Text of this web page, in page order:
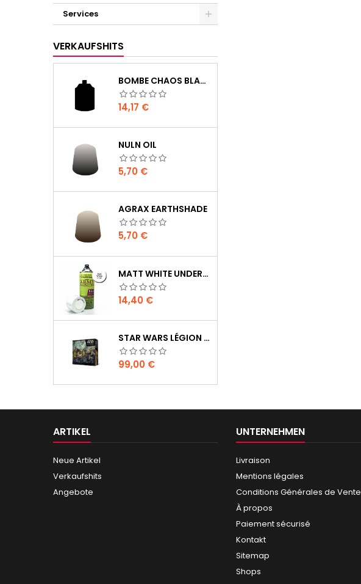
Services
VERKAUFSHITS
BOMBE CHAOS BLACK
Preis
14,17 €
NULN OIL
Preis
5,70 €
AGRAX EARTHSHADE
Preis
5,70 €
MATT WHITE UNDERCOAT
Preis
14,40 €
STAR WARS LÉGION : BOÎTE DE BASE CLONE WARS
Preis
99,00 €
ARTIKEL
Neue Artikel
Verkaufshits
Angebote
UNTERNEHMEN
Livraison
Mentions légales
Conditions Générales de Vente
À propos
Paiement sécurisé
Kontakt
Sitemap
Shops